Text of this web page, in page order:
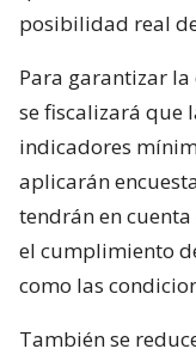
posibilidad real
Para garantizar
se fiscalizará que
indicadores
aplicarán
tendrán en
el cumplimiento
como las
También se